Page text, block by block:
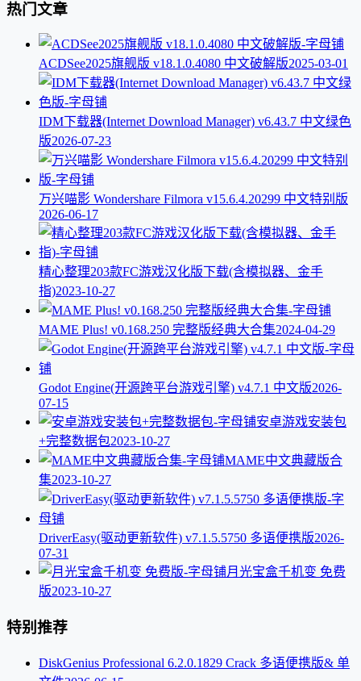
热门文章
ACDSee2025旗舰版 v18.1.0.4080 中文破解版2025-03-01
IDM下载器(Internet Download Manager) v6.43.7 中文绿色
版2026-07-23
万兴喵影 Wondershare Filmora v15.6.4.20299 中文特别版
2026-06-17
精心整理203款FC游戏汉化版下载(含模拟器、金手
指)2023-10-27
MAME Plus! v0.168.250 完整版经典大合集2024-04-29
Godot Engine(开源跨平台游戏引擎) v4.7.1 中文版2026-
07-15
安卓游戏安装包
+完整数据包2023-10-27
MAME中文典藏版合
集2023-10-27
DriverEasy(驱动更新软件) v7.1.5.5750 多语便携版2026-
07-31
月光宝盒千机变 免费
版2023-10-27
特别推荐
DiskGenius Professional 6.2.0.1829 Crack 多语便携版& 单